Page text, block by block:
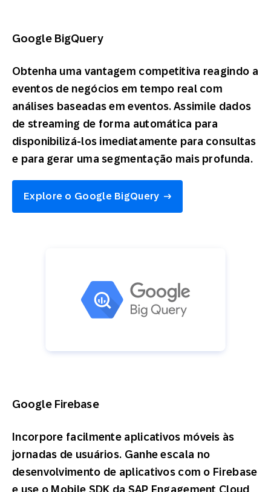
Google BigQuery
Obtenha uma vantagem competitiva reagindo a
eventos de negócios em tempo real com
análises baseadas em eventos. Assimile dados
de streaming de forma automática para
disponibilizá-los imediatamente para consultas
e para gerar uma segmentação mais profunda.
Explore o Google BigQuery
Google Firebase
Incorpore facilmente aplicativos móveis às
jornadas de usuários. Ganhe escala no
desenvolvimento de aplicativos com o Firebase
e use o Mobile SDK da SAP Engagement Cloud